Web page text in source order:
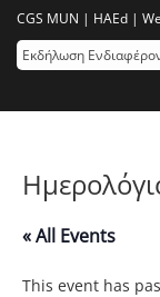
CGS MUN | HAEd |
Εκδήλωση
« All Events
This event has